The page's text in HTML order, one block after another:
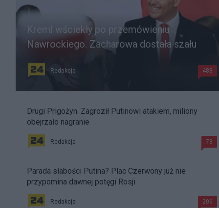
Kreml wściekły po przemówieniu
Nawrockiego. Zacharowa dostała szału
Redakcja 488
Drugi Prigożyn. Zagroził Putinowi atakiem, miliony
obejrzało nagranie
Redakcja 78
Parada słabości Putina? Plac Czerwony już nie
przypomina dawnej potęgi Rosji
Redakcja 206